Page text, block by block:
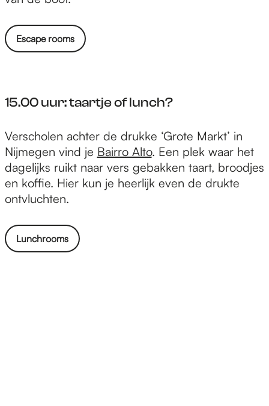
u
r
t
n
a
p
u
i
e
e
Escape rooms
15.00 uur: taartje of lunch?
1
5
.
0
0
u
r
Verscholen achter de drukke ‘Grote Markt’ in
Nijmegen vind je Bairro Alto. Een plek waar het
dagelijks ruikt naar vers gebakken taart, broodjes
en koffie. Hier kun je heerlijk even de drukte
ontvluchten.
Lunchrooms